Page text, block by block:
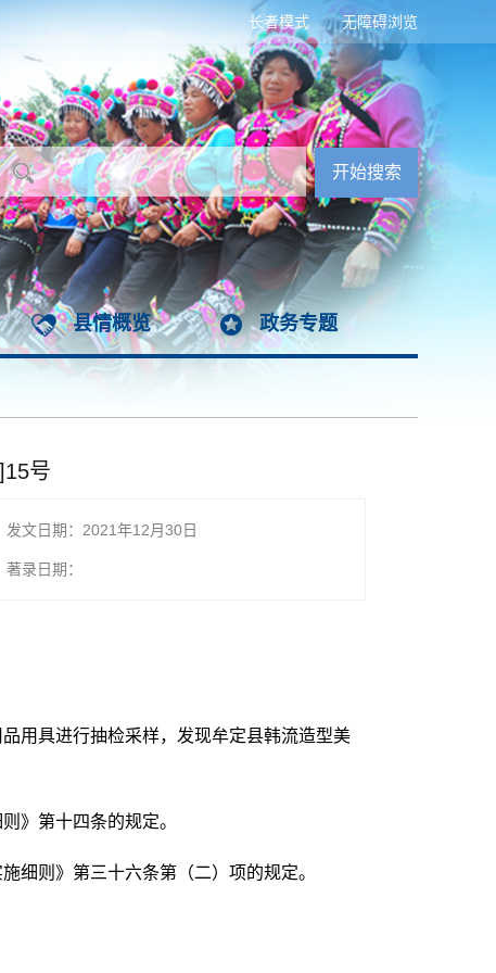
无障碍浏览
长者模式
县情概览 政务专题
号
发文日期：2021年12月30日
著录日期：
用具进行抽检采样，发现牟定县韩流造型美
》第十四条的规定。
细则》第三十六条第（二）项的规定。